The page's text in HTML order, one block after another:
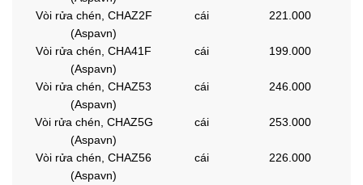
Vòi rửa chén, CHAZ2F
(Aspavn)
cái 221.000
Vòi rửa chén, CHA41F
(Aspavn)
cái 199.000
Vòi rửa chén, CHAZ53
(Aspavn)
cái 246.000
Vòi rửa chén, CHAZ5G
(Aspavn)
cái 253.000
Vòi rửa chén, CHAZ56
(Aspavn)
cái 226.000